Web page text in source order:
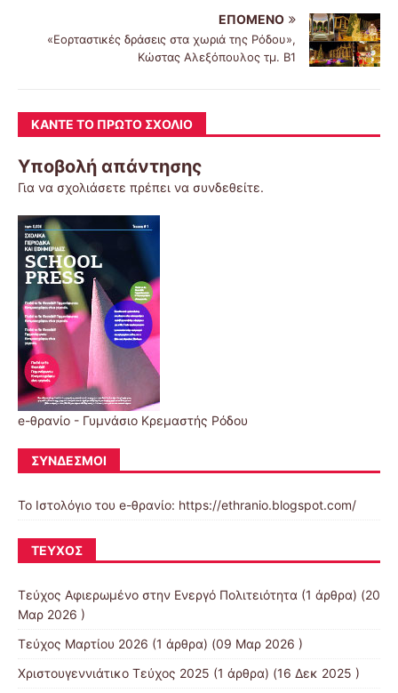
ΕΠΌΜΕΝΟ
«Εορταστικές δράσεις στα χωριά της Ρόδου»,
Κώστας Αλεξόπουλος τμ. Β1
ΚΆΝΤΕ ΤΟ ΠΡΏΤΟ ΣΧΌΛΙΟ
Υποβολή απάντησης
Για να σχολιάσετε πρέπει να συνδεθείτε.
e-θρανίο - Γυμνάσιο Κρεμαστής Ρόδου
ΣΎΝΔΕΣΜΟΙ
Το Ιστολόγιο του e-θρανίο: https://ethranio.blogspot.com/
ΤΕΎΧΟΣ
Τεύχος Αφιερωμένο στην Ενεργό Πολιτειότητα (1 άρθρα) (20
Μαρ 2026 )
Τεύχος Μαρτίου 2026 (1 άρθρα) (09 Μαρ 2026 )
Χριστουγεννιάτικο Τεύχος 2025 (1 άρθρα) (16 Δεκ 2025 )